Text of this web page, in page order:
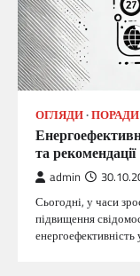
ОГЛЯДИ ПОРАДИ
та рекомендації
admin
Сьогодні, у часи
підвищення